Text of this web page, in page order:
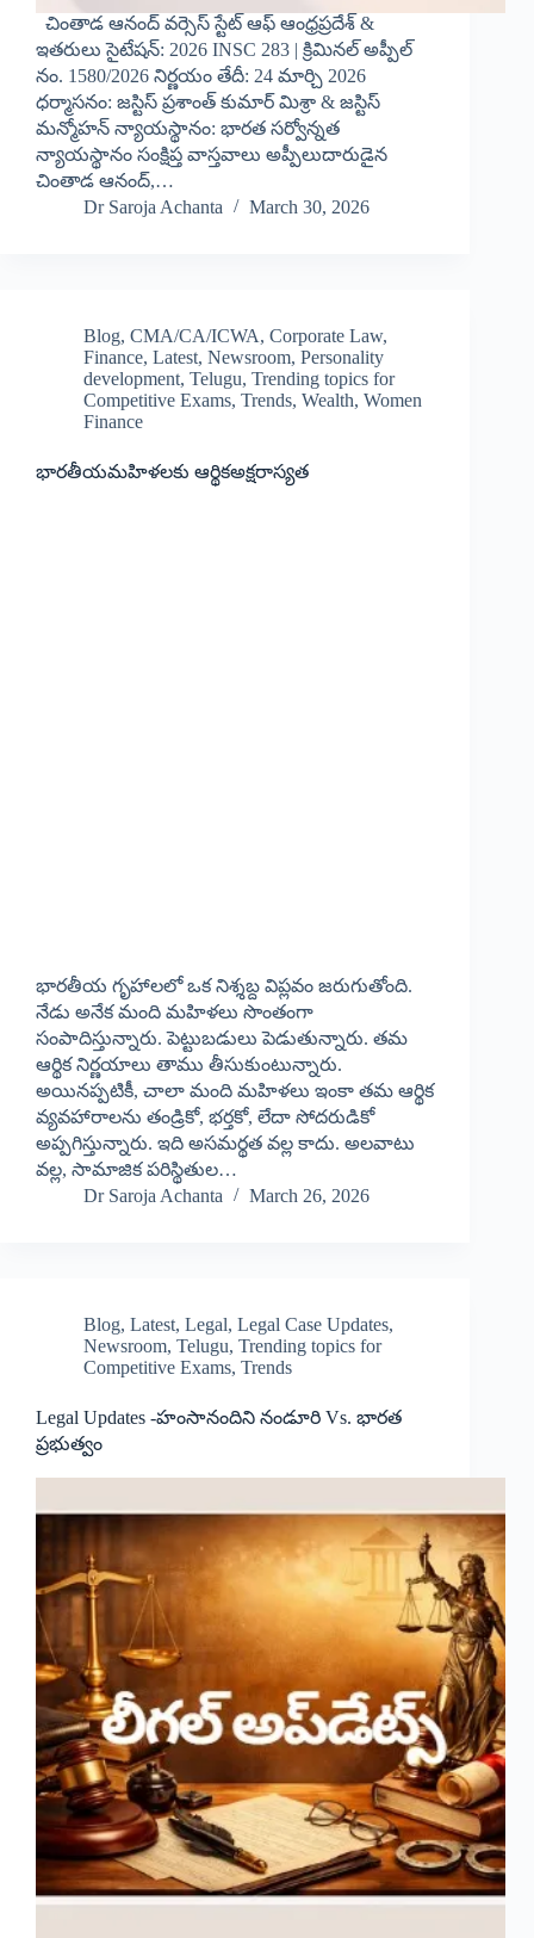
చింతాడ ఆనంద్ వర్సెస్ స్టేట్ ఆఫ్ ఆంధ్రప్రదేశ్ &
ఇతరులు సైటేషన్: 2026 INSC 283 | క్రిమినల్ అప్పీల్
నం. 1580/2026 నిర్ణయం తేదీ: 24 మార్చి 2026
ధర్మాసనం: జస్టిస్ ప్రశాంత్ కుమార్ మిశ్రా & జస్టిస్
మన్మోహన్ న్యాయస్థానం: భారత సర్వోన్నత
న్యాయస్థానం సంక్షిప్త వాస్తవాలు అప్పీలుదారుడైన
చింతాడ ఆనంద్,…
Dr Saroja Achanta
March 30, 2026
Blog, CMA/CA/ICWA, Corporate Law,
Finance, Latest, Newsroom, Personality
development, Telugu, Trending topics for
Competitive Exams, Trends, Wealth, Women
Finance
భారతీయమహిళలకు ఆర్థికఅక్షరాస్యత
భారతీయ గృహాలలో ఒక నిశ్శబ్ద విప్లవం జరుగుతోంది.
నేడు అనేక మంది మహిళలు సొంతంగా
సంపాదిస్తున్నారు. పెట్టుబడులు పెడుతున్నారు. తమ
ఆర్థిక నిర్ణయాలు తాము తీసుకుంటున్నారు.
అయినప్పటికీ, చాలా మంది మహిళలు ఇంకా తమ ఆర్థిక
వ్యవహారాలను తండ్రికో, భర్తకో, లేదా సోదరుడికో
అప్పగిస్తున్నారు. ఇది అసమర్థత వల్ల కాదు. అలవాటు
వల్ల, సామాజిక పరిస్థితుల…
Dr Saroja Achanta
March 26, 2026
Blog, Latest, Legal, Legal Case Updates,
Newsroom, Telugu, Trending topics for
Competitive Exams, Trends
Legal Updates -హంసానందిని నండూరి Vs. భారత
ప్రభుత్వం